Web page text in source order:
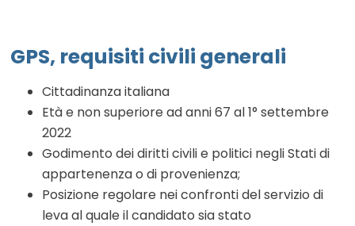
GPS, requisiti civili generali
Cittadinanza italiana
Età e non superiore ad anni 67 al 1° settembre
2022
Godimento dei diritti civili e politici negli Stati di
appartenenza o di provenienza;
Posizione regolare nei confronti del servizio di
leva al quale il candidato sia stato